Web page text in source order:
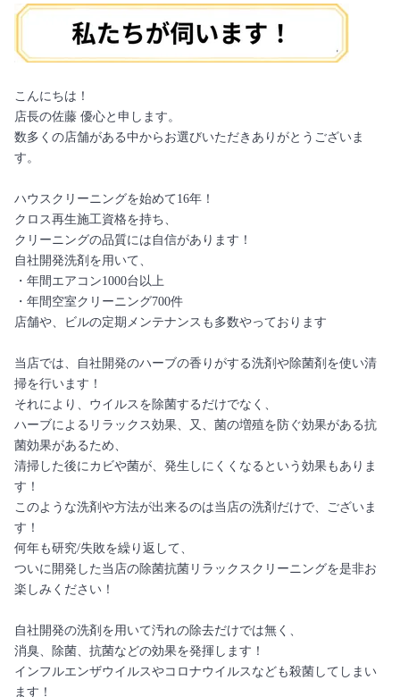
こんにちは！
店長の佐藤 優心と申します。
数多くの店舗がある中からお選びいただきありがとうございま
す。
ハウスクリーニングを始めて16年！
クロス再生施工資格を持ち、
クリーニングの品質には自信があります！
自社開発洗剤を用いて、
・年間エアコン1000台以上
・年間空室クリーニング700件
店舗や、ビルの定期メンテナンスも多数やっております
当店では、自社開発のハーブの香りがする洗剤や除菌剤を使い清
掃を行います！
それにより、ウイルスを除菌するだけでなく、
ハーブによるリラックス効果、又、菌の増殖を防ぐ効果がある抗
菌効果があるため、
清掃した後にカビや菌が、発生しにくくなるという効果もありま
す！
このような洗剤や方法が出来るのは当店の洗剤だけで、ございま
す！
何年も研究/失敗を繰り返して、
ついに開発した当店の除菌抗菌リラックスクリーニングを是非お
楽しみください！
自社開発の洗剤を用いて汚れの除去だけでは無く、
消臭、除菌、抗菌などの効果を発揮します！
インフルエンザウイルスやコロナウイルスなども殺菌してしまい
ます！